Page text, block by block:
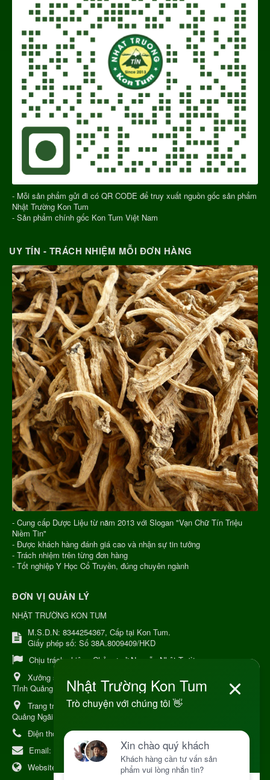
- Mỗi sản phẩm gửi đi có QR CODE để truy xuất nguồn gốc sản phẩm
Nhật Trường Kon Tum
- Sản phẩm chính gốc Kon Tum Việt Nam
UY TÍN - TRÁCH NHIỆM MỖI ĐƠN HÀNG
- Cung cấp Dược Liệu từ năm 2013 với Slogan "Vạn Chữ Tín Triệu
Niềm Tin"
- Được khách hàng đánh giá cao và nhận sự tin tưởng
- Trách nhiệm trên từng đơn hàng
- Tốt nghiệp Y Học Cổ Truyền, đúng chuyên ngành
ĐƠN VỊ QUẢN LÝ
NHẬT TRƯỜNG KON TUM
M.S.D.N: 8344254367, Cấp tại Kon Tum.
Giấy phép số: Số 38A.8009409/HKD
Chịu trách nhiệm: Chủ cơ sở Nguyễn Nhật Trường
Xưởng sản xuất:
Tỉnh Quảng Ngải
Trang trại Dược Liệu Hữu Cơ:Khu 37 Hộ Xã Măng Đen Tỉnh
Quảng Ngãi
Điện thoại:+84 906968923
Email:
kinhdoanh@nhattruongkontum.com
Website:
https://www.nhattruongkontum.com